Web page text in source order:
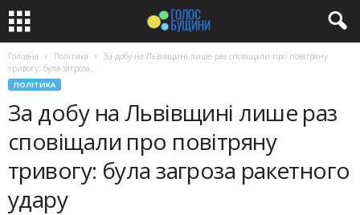
Головна Політика
За добу на Львівщині лише раз сповіщали про повітряну
тривогу: була загроза...
ПОЛІТИКА
За добу на Львівщині лише раз
сповіщали про повітряну
тривогу: була загроза ракетного
удару